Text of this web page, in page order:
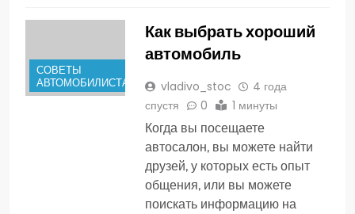
СОВЕТЫ
АВТОМОБИЛИСТАМ
Как выбрать хороший
автомобиль
vladivo_stoc
4 года
спустя
0 1 минуты
Когда вы посещаете
автосалон, вы можете найти
друзей, у которых есть опыт
общения, или вы можете
поискать информацию на